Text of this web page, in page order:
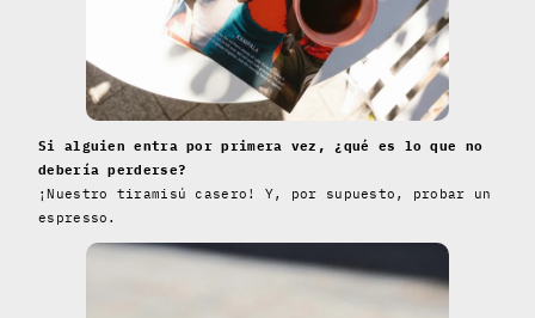
Si alguien entra por primera vez, ¿qué es lo que no
debería perderse?
¡Nuestro tiramisú casero! Y, por supuesto, probar un
espresso.